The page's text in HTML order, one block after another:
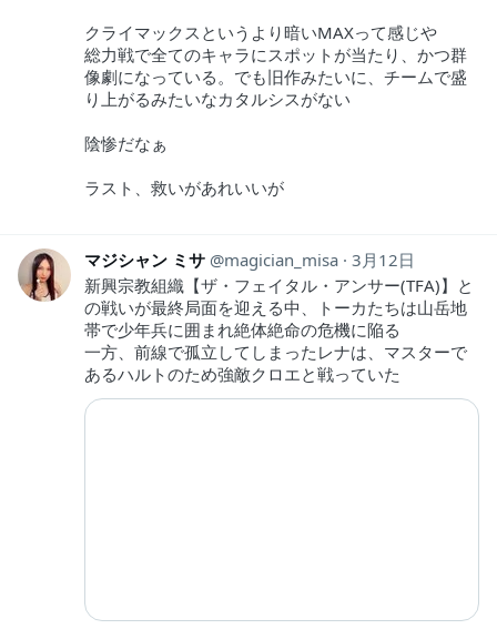
クライマックスというより暗いMAXって感じや
総力戦で全てのキャラにスポットが当たり、かつ群
像劇になっている。でも旧作みたいに、チームで盛
り上がるみたいなカタルシスがない
陰惨だなぁ
ラスト、救いがあれいいが
マジシャン ミサ magician_misa 3月12日
新興宗教組織【ザ・フェイタル・アンサー(TFA)】と
の戦いが最終局面を迎える中、トーカたちは山岳地
帯で少年兵に囲まれ絶体絶命の危機に陥る
一方、前線で孤立してしまったレナは、マスターで
あるハルトのため強敵クロエと戦っていた